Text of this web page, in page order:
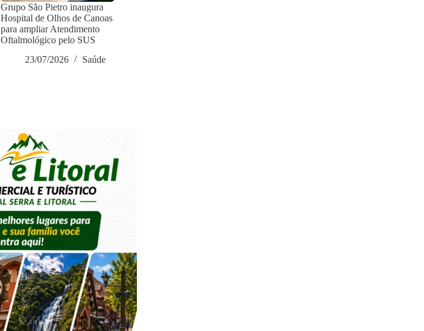
Grupo São Pietro inaugura
Hospital de Olhos de Canoas
para ampliar Atendimento
Oftalmológico pelo SUS
23/07/2026
Saúde